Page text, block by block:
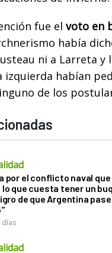
fue el voto en
había
ni a Larreta y
izquierda habían
de los
por el conflicto naval
lo que cuesta tener un
de que Argentina
días